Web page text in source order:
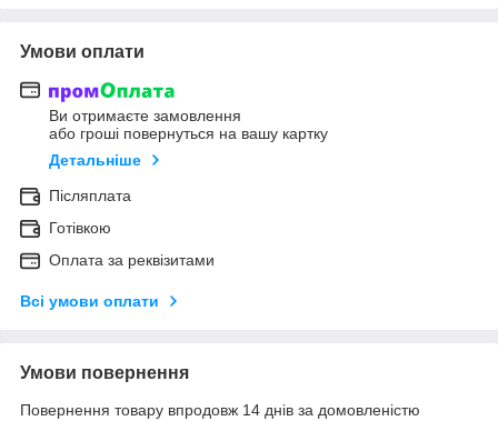
Умови оплати
Ви отримаєте замовлення
або гроші повернуться на вашу картку
Детальніше
Післяплата
Готівкою
Оплата за реквізитами
Всі умови оплати
Умови повернення
Повернення товару впродовж 14 днів за домовленістю